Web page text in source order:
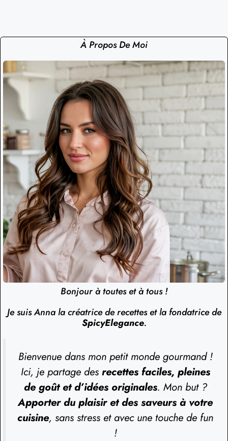
À Propos De Moi
Bonjour à toutes et à tous !
Je suis Anna la créatrice de recettes et la fondatrice de
SpicyElegance.
Bienvenue dans mon petit monde gourmand !
Ici, je partage des recettes faciles, pleines
de goût et d’idées originales. Mon but ?
Apporter du plaisir et des saveurs à votre
cuisine, sans stress et avec une touche de fun
!